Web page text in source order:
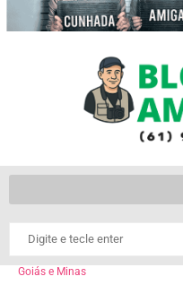
Goiás e Minas